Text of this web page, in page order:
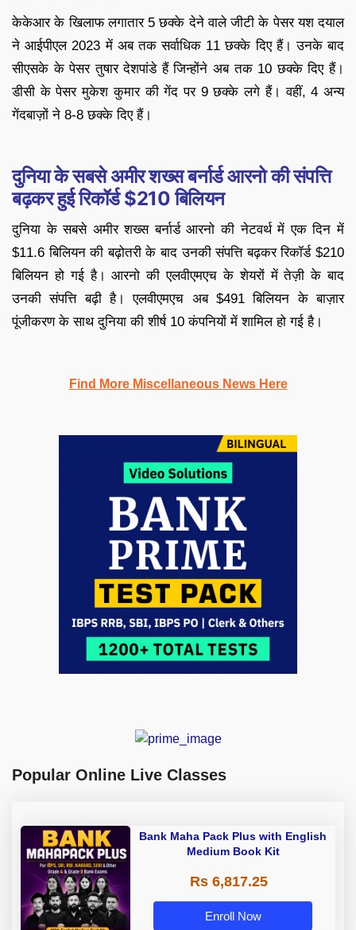
केकेआर के खिलाफ लगातार 5 छक्के देने वाले जीटी के पेसर यश दयाल
ने आईपीएल 2023 में अब तक सर्वाधिक 11 छक्के दिए हैं। उनके बाद
सीएसके के पेसर तुषार देशपांडे हैं जिन्होंने अब तक 10 छक्के दिए हैं।
डीसी के पेसर मुकेश कुमार की गेंद पर 9 छक्के लगे हैं। वहीं, 4 अन्य
गेंदबाज़ों ने 8-8 छक्के दिए हैं।
दुनिया के सबसे अमीर शख्स बर्नार्ड आरनो की संपत्ति
बढ़कर हुई रिकॉर्ड $210 बिलियन
दुनिया के सबसे अमीर शख्स बर्नार्ड आरनो की नेटवर्थ में एक दिन में
$11.6 बिलियन की बढ़ोतरी के बाद उनकी संपत्ति बढ़कर रिकॉर्ड $210
बिलियन हो गई है। आरनो की एलवीएमएच के शेयरों में तेज़ी के बाद
उनकी संपत्ति बढ़ी है। एलवीएमएच अब $491 बिलियन के बाज़ार
पूंजीकरण के साथ दुनिया की शीर्ष 10 कंपनियों में शामिल हो गई है।
Find More Miscellaneous News Here
Popular Online Live Classes
Bank Maha Pack Plus with English
Medium Book Kit
Rs 6,817.25
Enroll Now